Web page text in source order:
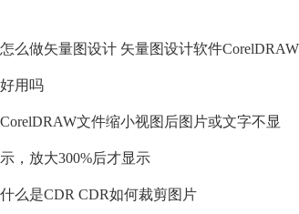
怎么做矢量图设计 矢量图设计软件CorelDRAW
好用吗
CorelDRAW文件缩小视图后图片或文字不显
示，放大300%后才显示
什么是CDR CDR如何裁剪图片